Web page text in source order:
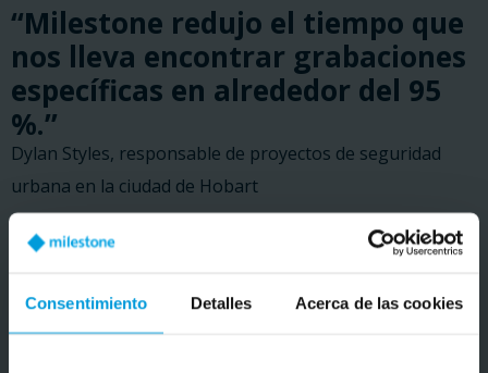
Consentimiento Detalles Acerca de las cookies
“Milestone redujo el tiempo que
nos lleva encontrar grabaciones
específicas en alrededor del 95
%.”
Dylan Styles, responsable de proyectos de seguridad
urbana en la ciudad de Hobart